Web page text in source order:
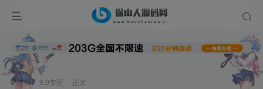
首页 9.9专区 正文